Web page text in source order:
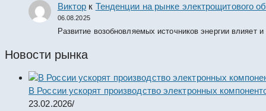
Виктор к Тенденции на рынке электрощитового
06.08.2025
Развитие возобновляемых источников энергии влияет
Новости рынка
В России ускорят производство электронных
23.02.2026/